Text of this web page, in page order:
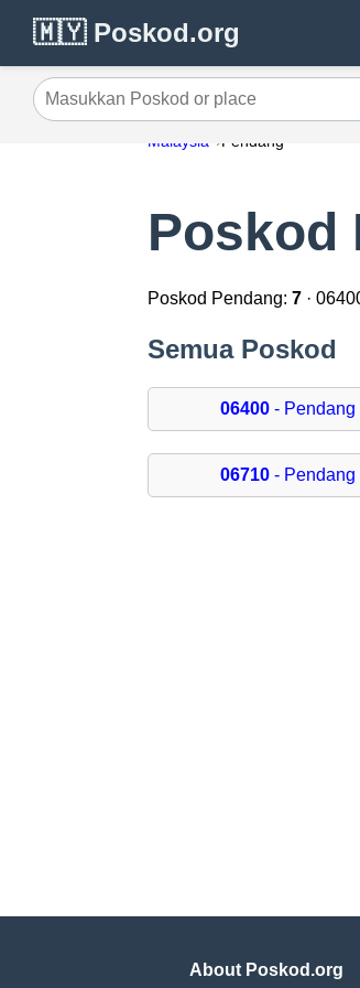
🇲🇾 Poskod.org
Masukkan Poskod or place
Malaysia Pendang
Poskod
Poskod Pendang:7 ·
Semua Poskod
06400- Pendang
06710- Pendang
About Poskod.org